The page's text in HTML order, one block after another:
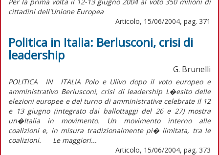
cittadini dell'Unione Europea
Articolo, 15/06/2004, pag. 371
Politica in Italia: Berlusconi, crisi di
leadership
G. Brunelli
POLITICA IN ITALIA Polo e Ulivo dopo il voto europeo e
amministrativo Berlusconi, crisi di leadership L�esito delle
elezioni europee e del turno di amministrative celebrate il 12
e 13 giugno (integrato dai ballottaggi del 26 e 27) mostra
un�Italia in movimento. Un movimento interno alle
coalizioni e, in misura tradizionalmente pi� limitata, tra le
coalizioni. Le maggiori...
Articolo, 15/06/2004, pag. 373